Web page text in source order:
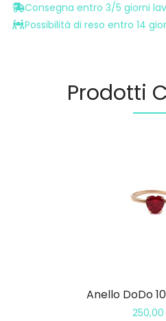
Consegna entro 3/5 giorni
Possibilità di reso entro 14
Prodotti
Anello DoDo
250,00